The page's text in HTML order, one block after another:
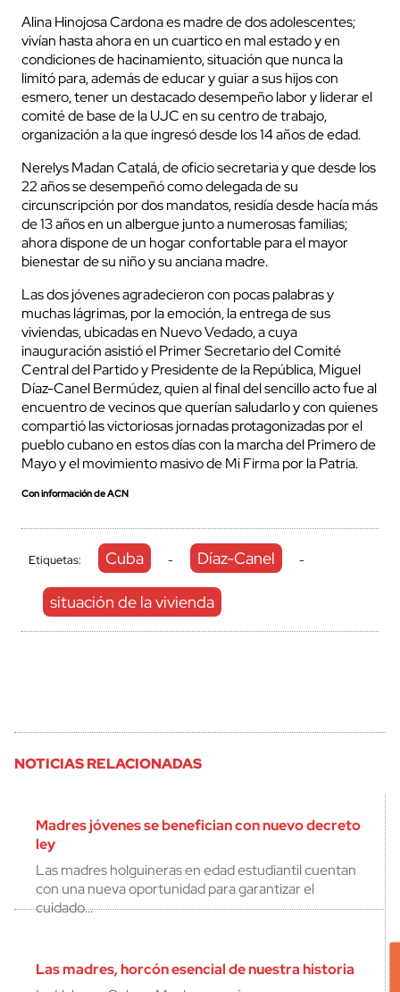
Alina Hinojosa Cardona es madre de dos adolescentes;
vivían hasta ahora en un cuartico en mal estado y en
condiciones de hacinamiento, situación que nunca la
limitó para, además de educar y guiar a sus hijos con
esmero, tener un destacado desempeño labor y liderar el
comité de base de la UJC en su centro de trabajo,
organización a la que ingresó desde los 14 años de edad.
Nerelys Madan Catalá, de oficio secretaria y que desde los
22 años se desempeñó como delegada de su
circunscripción por dos mandatos, residía desde hacía más
de 13 años en un albergue junto a numerosas familias;
ahora dispone de un hogar confortable para el mayor
bienestar de su niño y su anciana madre.
Las dos jóvenes agradecieron con pocas palabras y
muchas lágrimas, por la emoción, la entrega de sus
viviendas, ubicadas en Nuevo Vedado, a cuya
inauguración asistió el Primer Secretario del Comité
Central del Partido y Presidente de la República, Miguel
Díaz-Canel Bermúdez, quien al final del sencillo acto fue al
encuentro de vecinos que querían saludarlo y con quienes
compartió las victoriosas jornadas protagonizadas por el
pueblo cubano en estos días con la marcha del Primero de
Mayo y el movimiento masivo de Mi Firma por la Patria.
Con información de ACN
Etiquetas: Cuba - Díaz-Canel -
situación de la vivienda
NOTICIAS RELACIONADAS
Madres jóvenes se benefician con nuevo decreto
ley
Las madres holguineras en edad estudiantil cuentan
con una nueva oportunidad para garantizar el
cuidado…
Las madres, horcón esencial de nuestra historia